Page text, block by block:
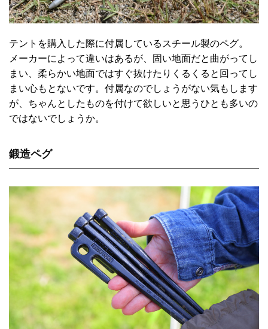
テントを購入した際に付属しているスチール製のペグ。
メーカーによって違いはあるが、固い地面だと曲がってし
まい、柔らかい地面ではすぐ抜けたりくるくると回ってし
まい心もとないです。付属なのでしょうがない気もします
が、ちゃんとしたものを付けて欲しいと思うひとも多いの
ではないでしょうか。
鍛造ペグ